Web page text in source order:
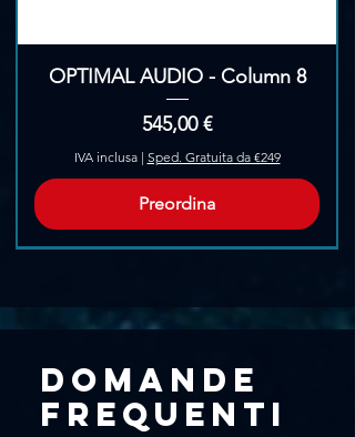
OPTIMAL AUDIO - Column 8
Prezzo
545,00 €
IVA inclusa| Sped. Gratuita da €249
Preordina
Domande
frequenti